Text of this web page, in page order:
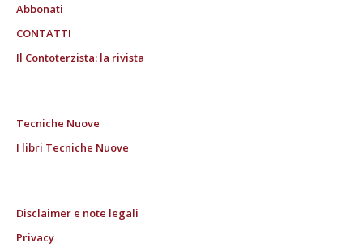
Abbonati
CONTATTI
Il Contoterzista: la rivista
Tecniche Nuove
I libri Tecniche Nuove
Disclaimer e note legali
Privacy